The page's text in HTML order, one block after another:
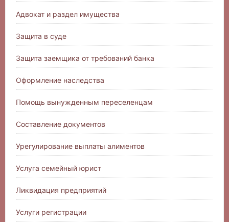
Адвокат и раздел имущества
Защита в суде
Защита заемщика от требований банка
Оформление наследства
Помощь вынужденным переселенцам
Составление документов
Урегулирование выплаты алиментов
Услуга семейный юрист
Ликвидация предприятий
Услуги регистрации